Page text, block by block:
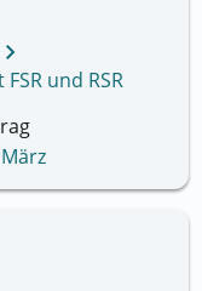
keyboard_arrow_right
und RSR